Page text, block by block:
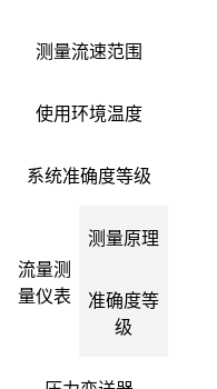
测量流速范围
使用环境温度
系统准确度等级
流量测
量仪表
测量原理
准确度等
级